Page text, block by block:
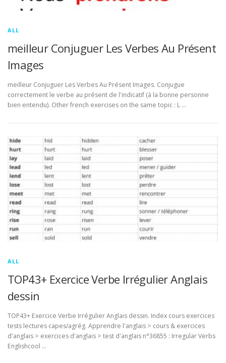
ALL
meilleur Conjuguer Les Verbes Au Présent
Images
meilleur Conjuguer Les Verbes Au Présent Images. Conjugue
correctement le verbe au présent de l'indicatif (à la bonne personne
bien entendu). Other french exercises on the same topic : L …
ALL
TOP43+ Exercice Verbe Irrégulier Anglais
dessin
TOP43+ Exercice Verbe Irrégulier Anglais dessin. Index cours exercices
tests lectures capes/agrég. Apprendre l'anglais > cours & exercices
d'anglais > exercices d'anglais > test d'anglais n°36855 : Irregular Verbs
Englishcool …